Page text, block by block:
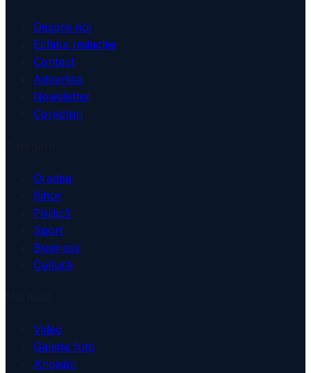
Despre noi
Echipa redacției
Contact
Advertise
Newsletter
Corecturi
Oradea
Bihor
Politică
Sport
Business
Cultură
Video
Galerie foto
Angajări